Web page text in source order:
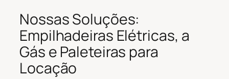
Nossas Soluções:
Empilhadeiras Elétricas, a
Gás e Paleteiras para
Locação